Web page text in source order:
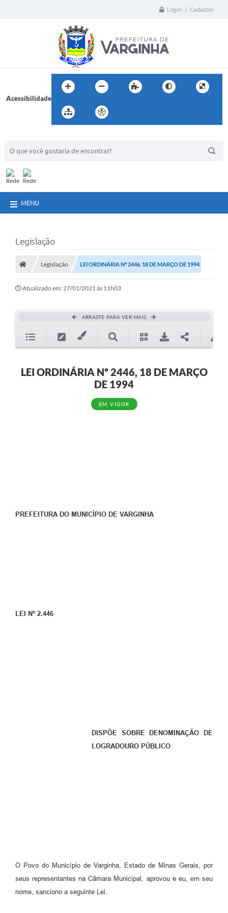
Login / Cadastro
Acessibilidade
MENU
Legislação
Legislação LEI ORDINÁRIA Nº 2446, 18 DE MARÇO DE 1994
Atualizado em: 27/01/2021 às 11h03
ARRASTE PARA VER MAIS
LEI ORDINÁRIA Nº 2446, 18 DE MARÇO
DE 1994
EM VIGOR
PREFEITURA DO MUNICÍPIO DE VARGINHA
LEI Nº 2.446
DISPÕE SOBRE DENOMINAÇÃO DE
LOGRADOURO PÚBLICO
O Povo do Município de Varginha, Estado de Minas Gerais, por
seus representantes na Câmara Municipal, aprovou e eu, em seu
nome, sanciono a seguinte Lei.